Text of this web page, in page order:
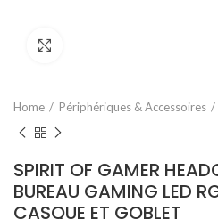
Home Périphériques & Accessoires
SPIRIT OF GAMER
BUREAU GAMING LED
CASQUE ET GOBLET